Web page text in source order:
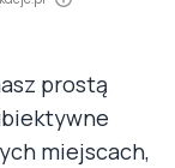
prostą
miejscach,